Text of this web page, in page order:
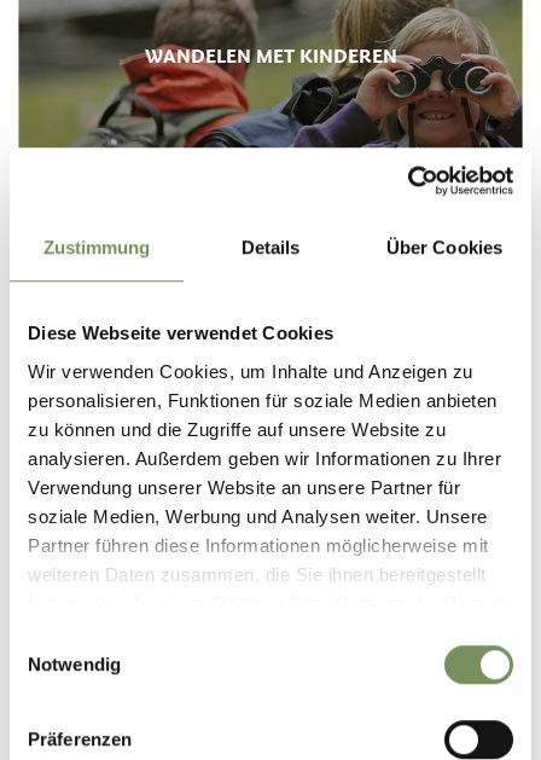
Zustimmung Details Über Cookies
Diese Webseite verwendet Cookies
Wir verwenden Cookies, um Inhalte und Anzeigen zu
personalisieren, Funktionen für soziale Medien anbieten
zu können und die Zugriffe auf unsere Website zu
analysieren. Außerdem geben wir Informationen zu Ihrer
Verwendung unserer Website an unsere Partner für
soziale Medien, Werbung und Analysen weiter. Unsere
Partner führen diese Informationen möglicherweise mit
weiteren Daten zusammen, die Sie ihnen bereitgestellt
Notwendig
Präferenzen
WANDELEN MET KINDEREN
KINDERSPEELPLAATSEN